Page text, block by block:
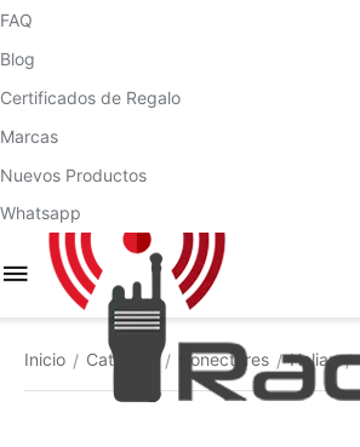
FAQ
Blog
Certificados de Regalo
Marcas
Nuevos Productos
Whatsapp
Inicio / Catálogo / Conectores / Heliax /